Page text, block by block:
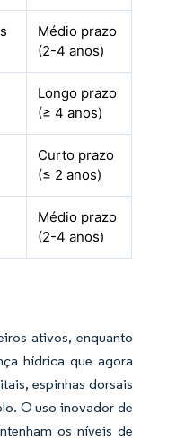
Médio prazo
(2-4 anos)
Longo prazo
(≥ 4 anos)
Curto prazo
(≤ 2 anos)
Médio prazo
(2-4 anos)
ativos, enquanto
hídrica que agora
espinhas dorsais
O uso inovador de
os níveis de